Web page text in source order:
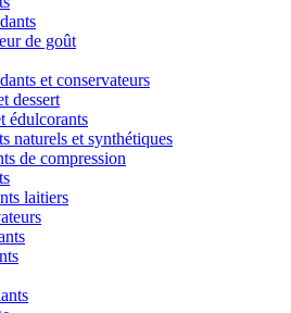
de goût
et conservateurs
dessert
édulcorants
naturels et synthétiques
de compression
laitiers